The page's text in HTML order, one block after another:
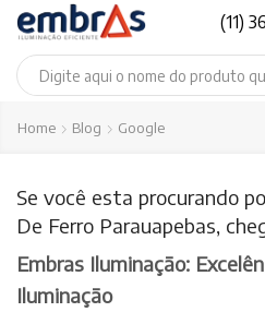
(11)
Home Blog Google
Se você esta procurando
De Ferro Parauapebas,
Embras Iluminação:
Iluminação